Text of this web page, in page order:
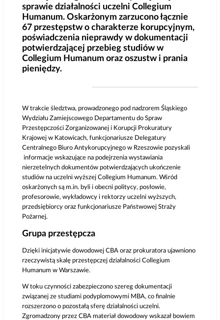
sprawie działalności uczelni Collegium
Humanum. Oskarżonym zarzucono łącznie
67 przestępstw o charakterze korupcyjnym,
poświadczenia nieprawdy w dokumentacji
potwierdzającej przebieg studiów w
Collegium Humanum oraz oszustw i prania
pieniędzy.
W trakcie śledztwa, prowadzonego pod nadzorem Śląskiego
Wydziału Zamiejscowego Departamentu do Spraw
Przestępczości Zorganizowanej i Korupcji Prokuratury
Krajowej w Katowicach, funkcjonariusze Delegatury
Centralnego Biuro Antykorupcyjnego w Rzeszowie pozyskali
informacje wskazujące na podejrzenia wystawiania
nierzetelnych dokumentów potwierdzających ukończenie
studiów na uczelni wyższej Collegium Humanum. Wśród
oskarżonych są m.in. byli i obecni politycy, posłowie,
profesorowie, wykładowcy i rektorzy uczelni wyższych,
przedsiębiorcy oraz funkcjonariusze Państwowej Straży
Pożarnej.
Grupa przestępcza
Dzięki inicjatywie dowodowej CBA oraz prokuratora ujawniono
rzeczywistą skalę przestępczej działalności Collegium
Humanum w Warszawie.
W toku czynności zabezpieczono szereg dokumentacji
związanej ze studiami podyplomowymi MBA, co finalnie
rozszerzono o pozostałą sferę działalności uczelni.
Zgromadzony przez CBA materiał dowodowy wskazał bowiem